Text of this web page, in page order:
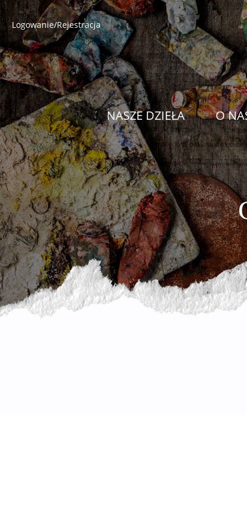
Logowanie/Rejestracja
NASZE DZIEŁA O